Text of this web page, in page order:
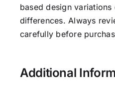
based design
differences. Always
carefully before
Additional